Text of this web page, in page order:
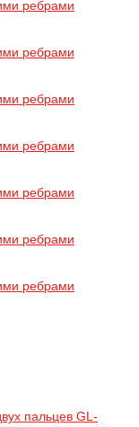
ребрами
ребрами
ребрами
ребрами
ребрами
ребрами
ребрами
пальцев GL-